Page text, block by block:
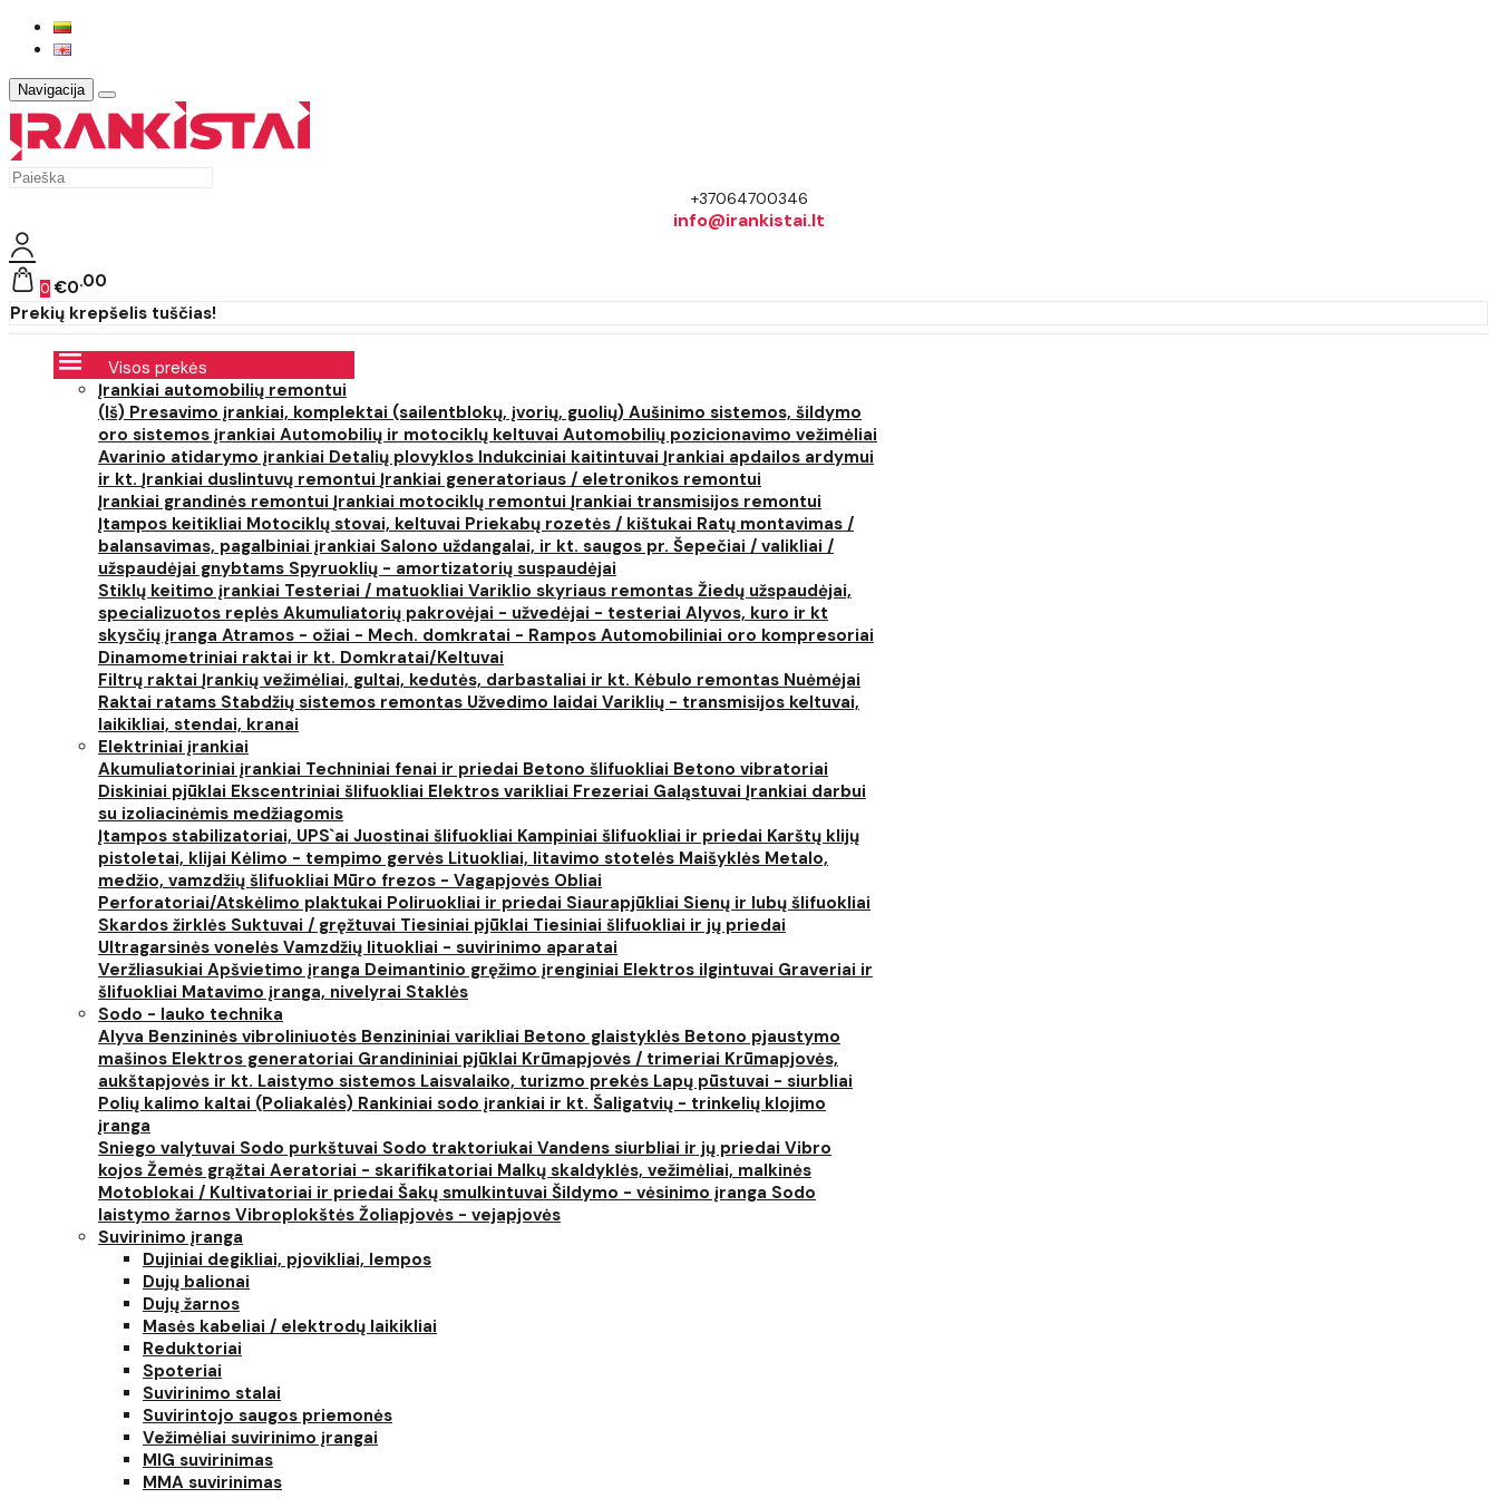
Navigacija
+37064700346
info@irankistai.lt
0 €0 00
Prekių krepšelis tuščias!
Visos prekės
Įrankiai automobilių remontui
(Iš) Presavimo įrankiai, komplektai (sailentblokų, įvorių, guolių) Aušinimo sistemos, šildymo
oro sistemos įrankiai Automobilių ir motociklų keltuvai Automobilių pozicionavimo vežimėliai
Avarinio atidarymo įrankiai Detalių plovyklos Indukciniai kaitintuvai Įrankiai apdailos ardymui
ir kt. Įrankiai duslintuvų remontui Įrankiai generatoriaus / eletronikos remontui
Įrankiai grandinės remontui Įrankiai motociklų remontui Įrankiai transmisijos remontui
Įtampos keitikliai Motociklų stovai, keltuvai Priekabų rozetės / kištukai Ratų montavimas /
balansavimas, pagalbiniai įrankiai Salono uždangalai, ir kt. saugos pr. Šepečiai / valikliai /
užspaudėjai gnybtams Spyruoklių - amortizatorių suspaudėjai
Stiklų keitimo įrankiai Testeriai / matuokliai Variklio skyriaus remontas Žiedų užspaudėjai,
specializuotos replės Akumuliatorių pakrovėjai - užvedėjai - testeriai Alyvos, kuro ir kt
skysčių įranga Atramos - ožiai - Mech. domkratai - Rampos Automobiliniai oro kompresoriai
Dinamometriniai raktai ir kt. Domkratai/Keltuvai
Filtrų raktai Įrankių vežimėliai, gultai, kedutės, darbastaliai ir kt. Kėbulo remontas Nuėmėjai
Raktai ratams Stabdžių sistemos remontas Užvedimo laidai Variklių - transmisijos keltuvai,
laikikliai, stendai, kranai
Elektriniai įrankiai
Akumuliatoriniai įrankiai Techniniai fenai ir priedai Betono šlifuokliai Betono vibratoriai
Diskiniai pjūklai Ekscentriniai šlifuokliai Elektros varikliai Frezeriai Galąstuvai Įrankiai darbui
su izoliacinėmis medžiagomis
Įtampos stabilizatoriai, UPS`ai Juostinai šlifuokliai Kampiniai šlifuokliai ir priedai Karštų klijų
pistoletai, klijai Kėlimo - tempimo gervės Lituokliai, litavimo stotelės Maišyklės Metalo,
medžio, vamzdžių šlifuokliai Mūro frezos - Vagapjovės Obliai
Perforatoriai/Atskėlimo plaktukai Poliruokliai ir priedai Siaurapjūkliai Sienų ir lubų šlifuokliai
Skardos žirklės Suktuvai / gręžtuvai Tiesiniai pjūklai Tiesiniai šlifuokliai ir jų priedai
Ultragarsinės vonelės Vamzdžių lituokliai - suvirinimo aparatai
Veržliasukiai Apšvietimo įranga Deimantinio gręžimo įrenginiai Elektros ilgintuvai Graveriai ir
šlifuokliai Matavimo įranga, nivelyrai Staklės
Sodo - lauko technika
Alyva Benzininės vibroliniuotės Benzininiai varikliai Betono glaistyklės Betono pjaustymo
mašinos Elektros generatoriai Grandininiai pjūklai Krūmapjovės / trimeriai Krūmapjovės,
aukštapjovės ir kt. Laistymo sistemos Laisvalaiko, turizmo prekės Lapų pūstuvai - siurbliai
Polių kalimo kaltai (Poliakalės) Rankiniai sodo įrankiai ir kt. Šaligatvių - trinkelių klojimo
įranga
Sniego valytuvai Sodo purkštuvai Sodo traktoriukai Vandens siurbliai ir jų priedai Vibro
kojos Žemės grąžtai Aeratoriai - skarifikatoriai Malkų skaldyklės, vežimėliai, malkinės
Motoblokai / Kultivatoriai ir priedai Šakų smulkintuvai Šildymo - vėsinimo įranga Sodo
laistymo žarnos Vibroplokštės Žoliapjovės - vejapjovės
Suvirinimo įranga
Dujiniai degikliai, pjovikliai, lempos
Dujų balionai
Dujų žarnos
Masės kabeliai / elektrodų laikikliai
Reduktoriai
Spoteriai
Suvirinimo stalai
Suvirintojo saugos priemonės
Vežimėliai suvirinimo įrangai
MIG suvirinimas
MMA suvirinimas